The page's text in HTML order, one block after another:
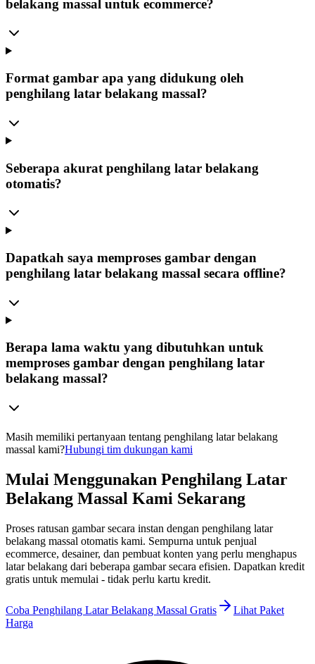
belakang massal untuk ecommerce?
Format gambar apa yang didukung oleh
penghilang latar belakang massal?
Seberapa akurat penghilang latar belakang
otomatis?
Dapatkah saya memproses gambar dengan
penghilang latar belakang massal secara offline?
Berapa lama waktu yang dibutuhkan untuk
memproses gambar dengan penghilang latar
belakang massal?
Masih memiliki pertanyaan tentang penghilang latar belakang
massal kami?Hubungi tim dukungan kami
Mulai Menggunakan Penghilang Latar
Belakang Massal Kami Sekarang
Proses ratusan gambar secara instan dengan penghilang latar
belakang massal otomatis kami. Sempurna untuk penjual
ecommerce, desainer, dan pembuat konten yang perlu menghapus
latar belakang dari beberapa gambar secara efisien. Dapatkan kredit
gratis untuk memulai - tidak perlu kartu kredit.
Coba Penghilang Latar Belakang Massal Gratis
Lihat Paket
Harga